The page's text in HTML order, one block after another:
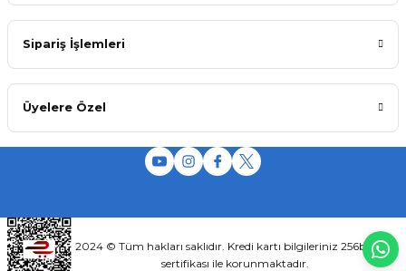
Sipariş İşlemleri
Üyelere Özel
2024 © Tüm hakları saklıdır. Kredi kartı bilgileriniz 256bit SSL
sertifikası ile korunmaktadır.